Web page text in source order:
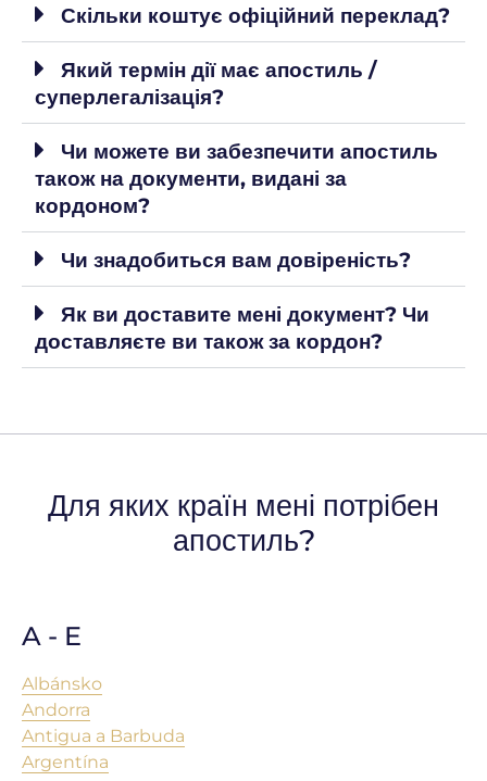
Скільки коштує офіційний переклад?
Який термін дії має апостиль /
суперлегалізація?
Чи можете ви забезпечити апостиль
також на документи, видані за
кордоном?
Чи знадобиться вам довіреність?
Як ви доставите мені документ? Чи
доставляєте ви також за кордон?
Для яких країн мені потрібен
апостиль?
A - E
Albánsko
Andorra
Antigua a Barbuda
Argentína